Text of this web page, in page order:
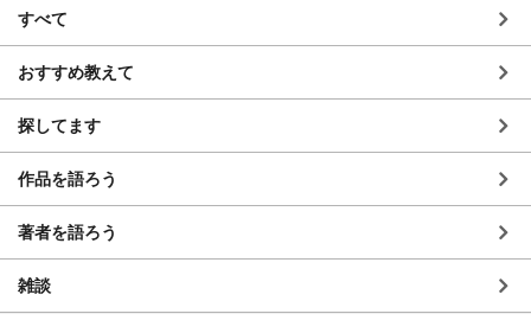
すべて
おすすめ教えて
探してます
作品を語ろう
著者を語ろう
雑談